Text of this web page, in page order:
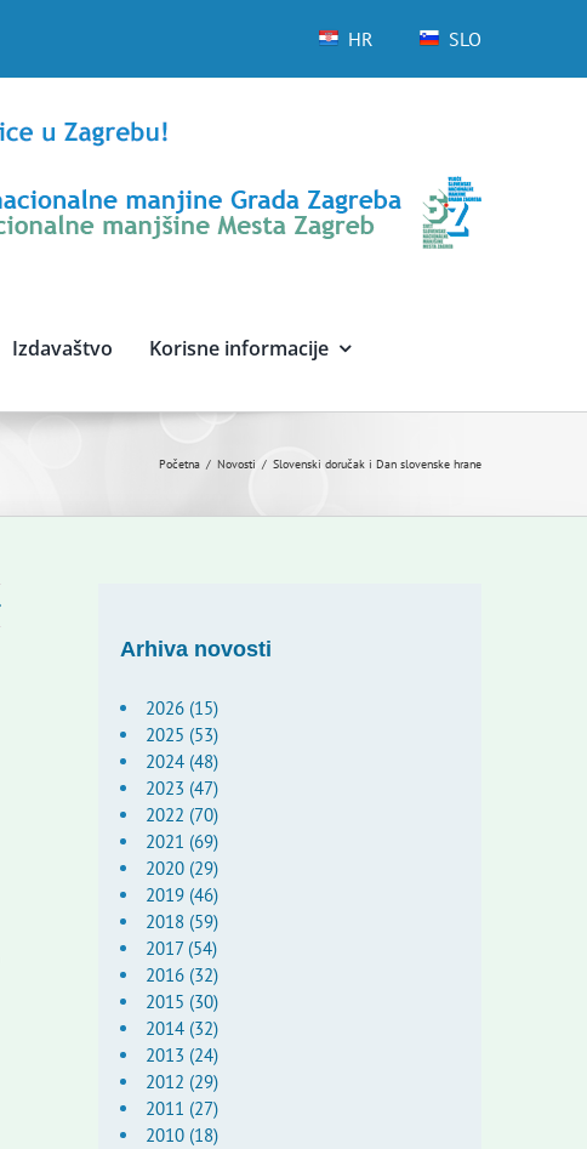
HR SLO
Izdavaštvo Korisne informacije
Početna Novosti Slovenski doručak i Dan slovenske hrane
Arhiva novosti
2026 (15)
2025 (53)
2024 (48)
2023 (47)
2022 (70)
2021 (69)
2020 (29)
2019 (46)
2018 (59)
2017 (54)
2016 (32)
2015 (30)
2014 (32)
2013 (24)
2012 (29)
2011 (27)
2010 (18)